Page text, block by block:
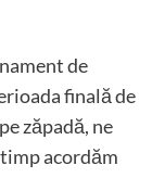
de
finală de
zăpadă, ne
acordăm